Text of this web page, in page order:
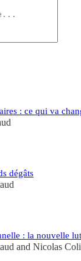
: ce qui va
dégâts
: la nouvelle
and Nicolas